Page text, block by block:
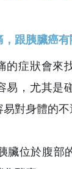
，跟胰臟癌
的症狀會來
易，尤其是
對身體的不